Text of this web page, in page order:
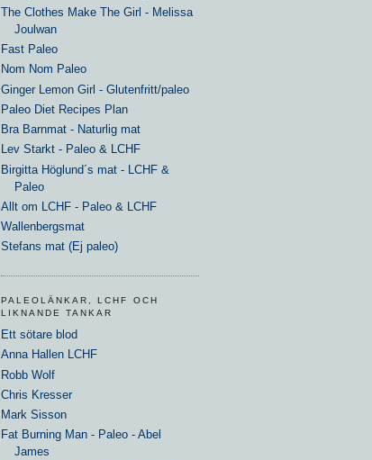
The Clothes Make The Girl - Melissa
Joulwan
Fast Paleo
Nom Nom Paleo
Ginger Lemon Girl - Glutenfritt/paleo
Paleo Diet Recipes Plan
Bra Barnmat - Naturlig mat
Lev Starkt - Paleo & LCHF
Birgitta Höglund´s mat - LCHF &
Paleo
Allt om LCHF - Paleo & LCHF
Wallenbergsmat
Stefans mat (Ej paleo)
PALEOLÄNKAR, LCHF OCH
LIKNANDE TANKAR
Ett sötare blod
Anna Hallen LCHF
Robb Wolf
Chris Kresser
Mark Sisson
Fat Burning Man - Paleo - Abel
James